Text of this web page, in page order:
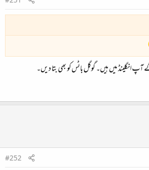
آپ انگلینڈ میں ہیں۔ گوگل باٹس کو بھی بتا دیں۔
#252